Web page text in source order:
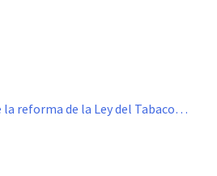
la reforma de la Ley del Tabaco…